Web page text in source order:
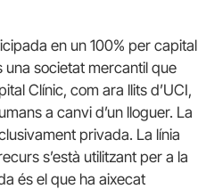
en un 100% per capital
una societat mercantil que
Clínic, com ara llits d’UCI,
a canvi d’un lloguer. La
privada. La línia
s’està utilitzant per a la
és el que ha aixecat